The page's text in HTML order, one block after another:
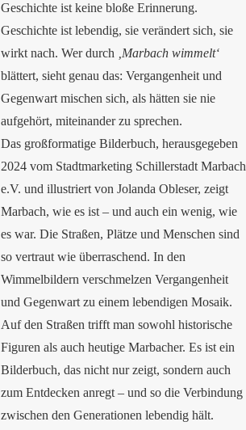
Geschichte ist keine bloße Erinnerung.
Geschichte ist lebendig, sie verändert sich, sie
wirkt nach. Wer durch
‚Marbach wimmelt‘
blättert, sieht genau das: Vergangenheit und
Gegenwart mischen sich, als hätten sie nie
aufgehört, miteinander zu sprechen.
Das großformatige Bilderbuch, herausgegeben
2024 vom Stadtmarketing Schillerstadt Marbach
e.V. und illustriert von Jolanda Obleser, zeigt
Marbach, wie es ist – und auch ein wenig, wie
es war. Die Straßen, Plätze und Menschen sind
so vertraut wie überraschend. In den
Wimmelbildern verschmelzen Vergangenheit
und Gegenwart zu einem lebendigen Mosaik.
Auf den Straßen trifft man sowohl historische
Figuren als auch heutige Marbacher. Es ist ein
Bilderbuch, das nicht nur zeigt, sondern auch
zum Entdecken anregt – und so die Verbindung
zwischen den Generationen lebendig hält.